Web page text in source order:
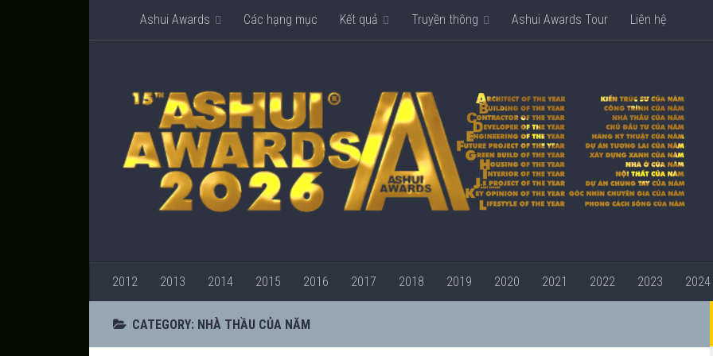
Ashui Awards Các hạng mục Kết quả Truyền thông Ashui Awards Tour Liên hệ
2012 2013 2014 2015 2016 2017 2018 2019 2020 2021 2022 2023 2024
CATEGORY: NHÀ THẦU CỦA NĂM